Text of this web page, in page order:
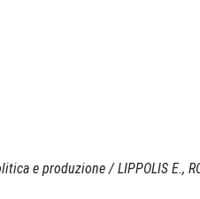
e produzione / LIPPOLIS E.,